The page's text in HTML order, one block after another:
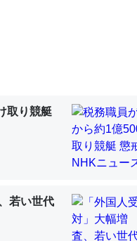
は多い分量。進化すればする
調べたらコオロギのカルシウ
海にいないのか」に関する新仮説
取り競艇
若い世代